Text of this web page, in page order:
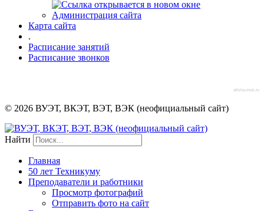
Администрация сайта
Карта сайта
.
Расписание занятий
Расписание звонков
afisha-msk.ru
© 2026 ВУЭТ, ВКЭТ, ВЭТ, ВЭК (неофициальный сайт)
Найти
Главная
50 лет Техникуму
Преподаватели и работники
Просмотр фотографий
Отправить фото на сайт